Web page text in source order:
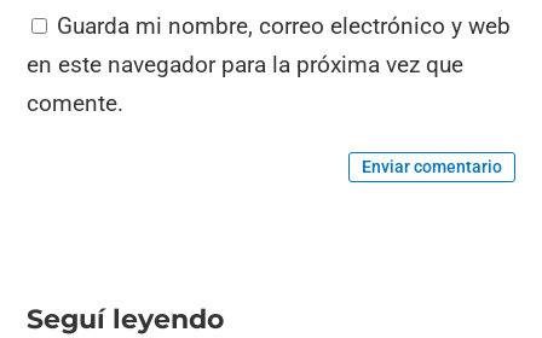
Guarda mi nombre, correo electrónico y web
en este navegador para la próxima vez que
comente.
Enviar comentario
Seguí leyendo